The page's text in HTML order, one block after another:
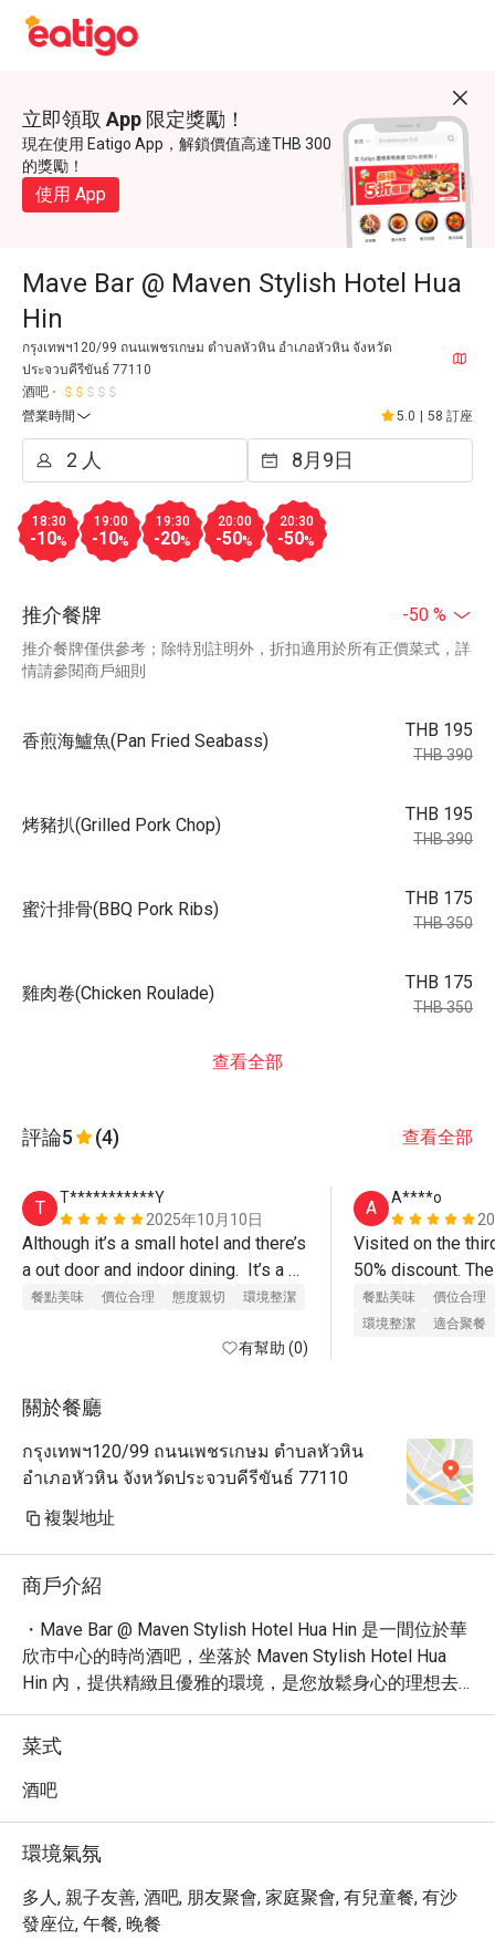
立即領取 App 限定獎勵！
現在使用 Eatigo App，解鎖價值高達THB 300
的獎勵！
使用 App
Mave Bar @ Maven Stylish Hotel Hua
Hin
กรุงเทพฯ120/99 ถนนเพชรเกษม ตำบลหัวหิน อำเภอหัวหิน จังหวัด
ประจวบคีรีขันธ์ 77110
酒吧
營業時間
5.0 58 訂座
18:30
-10%
19:00
-10%
19:30
-20%
20:00
-50%
20:30
-50%
推介餐牌 -50 %
推介餐牌僅供參考；除特別註明外，折扣適用於所有正價菜式，詳
情請參閱商戶細則
香煎海鱸魚(Pan Fried Seabass)
THB 195
THB 390
烤豬扒(Grilled Pork Chop)
THB 195
THB 390
蜜汁排骨(BBQ Pork Ribs)
THB 175
THB 350
雞肉卷(Chicken Roulade)
THB 175
THB 350
查看全部
評論5 (4) 查看全部
T
T***********Y
2025年10月10日
Although it’s a small hotel and there’s
a out door and indoor dining.  It’s a
quiet area and there’s staffs were
were great and the staff even gave
餐點美味 價位合理 態度親切 環境整潔
有幫助 (0)
A
A****o
Visited on the
50% discount.
still very good👍
餐點美味
價位合理
環境整潔
適合聚餐
關於餐廳
กรุงเทพฯ120/99 ถนนเพชรเกษม ตำบลหัวหิน
อำเภอหัวหิน จังหวัดประจวบคีรีขันธ์ 77110
複製地址
商戶介紹
・Mave Bar @ Maven Stylish Hotel Hua Hin 是一間位於華
欣市中心的時尚酒吧，坐落於 Maven Stylish Hotel Hua
Hin 內，提供精緻且優雅的環境，是您放鬆身心的理想去
處。
・在 Mave Bar and Cafe，您可以享受涵蓋國際與泰式料理
的多元美食體驗。無論是悠閒享用一頓完整餐點，還是品
嚐開胃小點、沙拉、義大利麵、漢堡或三明治，這裡都能
覺與心靈的雙重享受。
・透過 Eatigo 預訂 Mave Bar and Cafe，即可享有最高 5
折優惠，輕鬆體驗華欣的時尚美食之旅！
菜式
酒吧
環境氣氛
多人, 親子友善, 酒吧, 朋友聚會, 家庭聚會, 有兒童餐, 有沙
發座位, 午餐, 晚餐